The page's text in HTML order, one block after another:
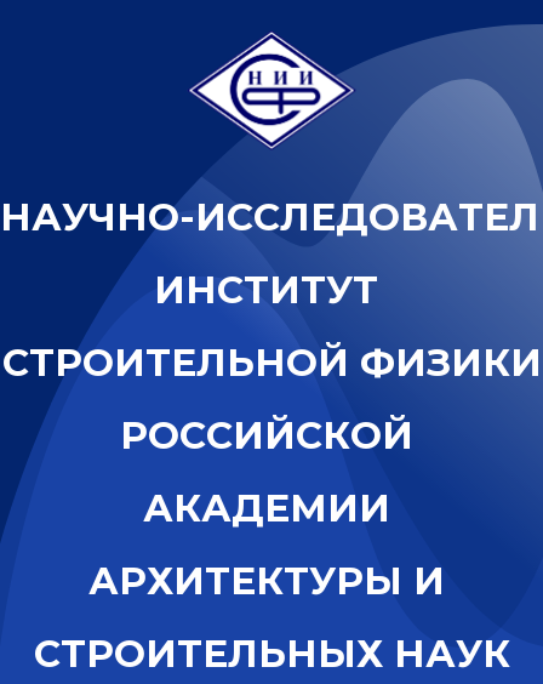
НАУЧНО-ИССЛЕДОВАТЕЛ
ИНСТИТУТ
СТРОИТЕЛЬНОЙ ФИЗИКИ
РОССИЙСКОЙ
АКАДЕМИИ
АРХИТЕКТУРЫ И
СТРОИТЕЛЬНЫХ НАУК